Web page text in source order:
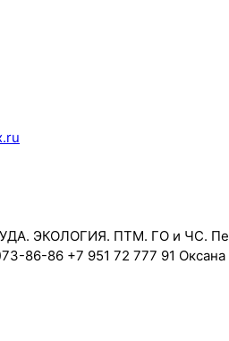
ЭКОЛОГИЯ. ПТМ. ГО и ЧС.
86-86 +7 951 72 777 91